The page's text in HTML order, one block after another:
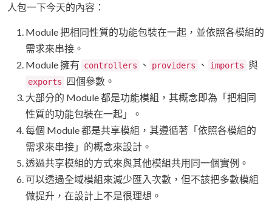
人包一下今天的內容：
Module 把相同性質的功能包裝在一起，並依照各模組的
需求來串接。
Module 擁有 controllers 、 providers 、 imports 與
exports 四個參數。
大部分的 Module 都是功能模組，其概念即為「把相同
性質的功能包裝在一起」。
每個 Module 都是共享模組，其遵循著「依照各模組的
需求來串接」的概念來設計。
透過共享模組的方式來與其他模組共用同一個實例。
可以透過全域模組來減少匯入次數，但不該把多數模組
做提升，在設計上不是很理想。